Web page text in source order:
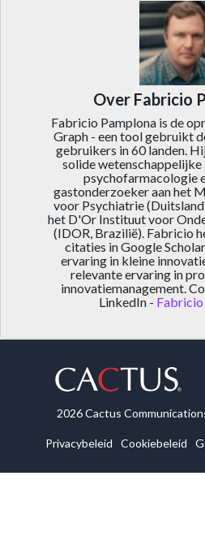
Over Fabricio
Fabricio Pamplona is de
Graph - een tool gebruikt
gebruikers in 60 landen.
solide
psychofarmacologie
gastonderzoeker aan het
voor Psychiatrie
het D'Or Instituut voor
(IDOR, Brazilië). Fabricio
citaties in Google
ervaring in kleine
relevante ervaring in
innovatiemanagement.
LinkedIn -
2026 Cactus
Privacybeleid Cookiebeleid